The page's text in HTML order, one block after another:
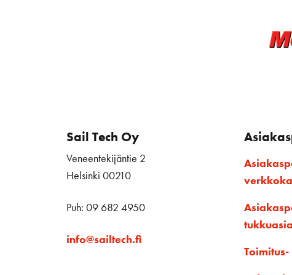
Sail Tech Oy
Veneentekijäntie 2
Helsinki 00210
Puh: 09 682 4950
info@sailtech.fi